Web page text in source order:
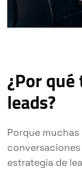
¿Por
leads?
Porque
estrategia de